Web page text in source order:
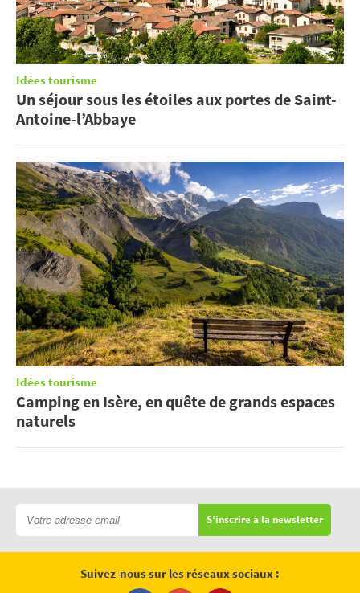
Idées tourisme
Un séjour sous les étoiles aux portes de Saint-
Antoine-l’Abbaye
Idées tourisme
Camping en Isère, en quête de grands espaces
naturels
S'inscrire à la newsletter
Suivez-nous sur les réseaux sociaux :